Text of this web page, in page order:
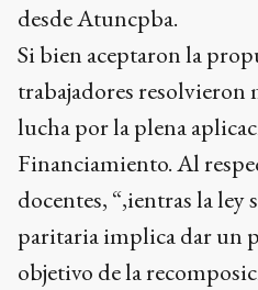
desde Atuncpba.
Si bien aceptaron la
trabajadores resolvieron
lucha por la plena
Financiamiento. Al
docentes, “,ientras la ley
paritaria implica dar un
objetivo de la